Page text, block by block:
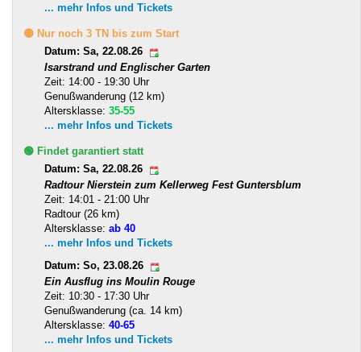
... mehr Infos und Tickets
🟡 Nur noch 3 TN bis zum Start
Datum: Sa, 22.08.26
Isarstrand und Englischer Garten
Zeit: 14:00 - 19:30 Uhr
Genußwanderung (12 km)
Altersklasse: 35-55
... mehr Infos und Tickets
🟢 Findet garantiert statt
Datum: Sa, 22.08.26
Radtour Nierstein zum Kellerweg Fest Guntersblum
Zeit: 14:01 - 21:00 Uhr
Radtour (26 km)
Altersklasse: ab 40
... mehr Infos und Tickets
Datum: So, 23.08.26
Ein Ausflug ins Moulin Rouge
Zeit: 10:30 - 17:30 Uhr
Genußwanderung (ca. 14 km)
Altersklasse: 40-65
... mehr Infos und Tickets